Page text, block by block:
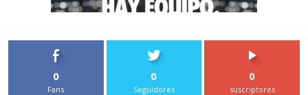
0
Fans
0
Seguidores
0
suscriptores